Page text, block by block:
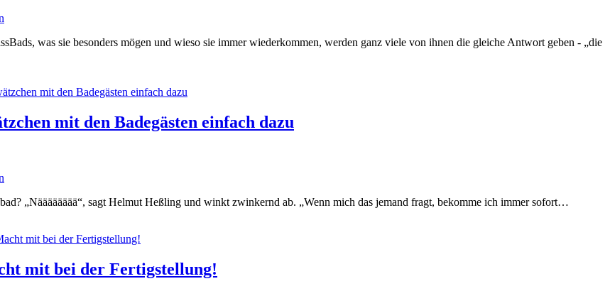
was sie besonders mögen und wieso sie immer wiederkommen, werden ganz viele von ihnen die gleiche Antwort geben - „die
mit den Badegästen einfach dazu
„Nääääääää“, sagt Helmut Heßling und winkt zwinkernd ab. „Wenn mich das jemand fragt, bekomme ich immer sofort…
mit bei der Fertigstellung!